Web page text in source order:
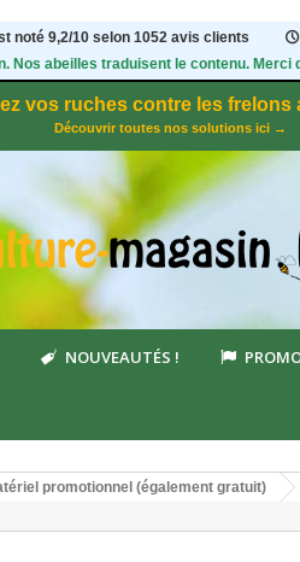
noté 9,2/10 selon 1052avis clients
Nos abeilles traduisent le contenu. Merci
vos ruches contre les frelons
Découvrir toutes nos solutions ici →
NOUVEAUTÉS !
promotionnel (également gratuit)